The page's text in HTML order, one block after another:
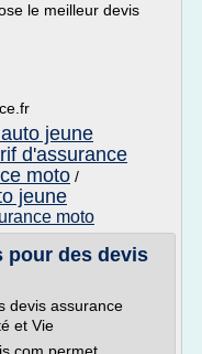
le meilleur devis
jeune
d'assurance
moto /
jeune
moto
pour des devis
devis assurance
et Vie